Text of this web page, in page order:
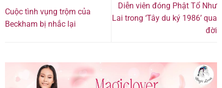
Cuộc tình vụng trộm của
Beckham bị nhắc lại
Diễn viên đóng Phật Tổ Như
Lai trong ‘Tây du ký 1986’ qua
đời